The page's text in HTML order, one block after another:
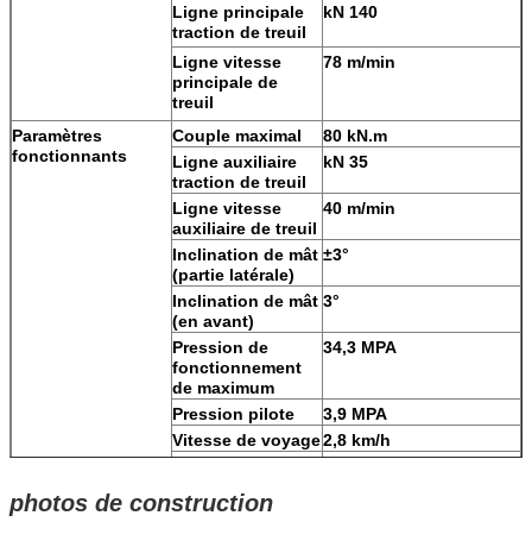
Ligne principale
traction de treuil
kN 140
Ligne vitesse
principale de
treuil
78 m/min
Paramètres
fonctionnants
Couple maximal
80 kN.m
Ligne auxiliaire
traction de treuil
kN 35
Ligne vitesse
auxiliaire de treuil
40 m/min
Inclination de mât
(partie latérale)
±3°
Inclination de mât
(en avant)
3°
Pression de
fonctionnement
de maximum
34,3 MPA
Pression pilote
3,9 MPA
Vitesse de voyage2,8 km/h
Taille
fonctionnante
Taille
fonctionnante
photos de construction